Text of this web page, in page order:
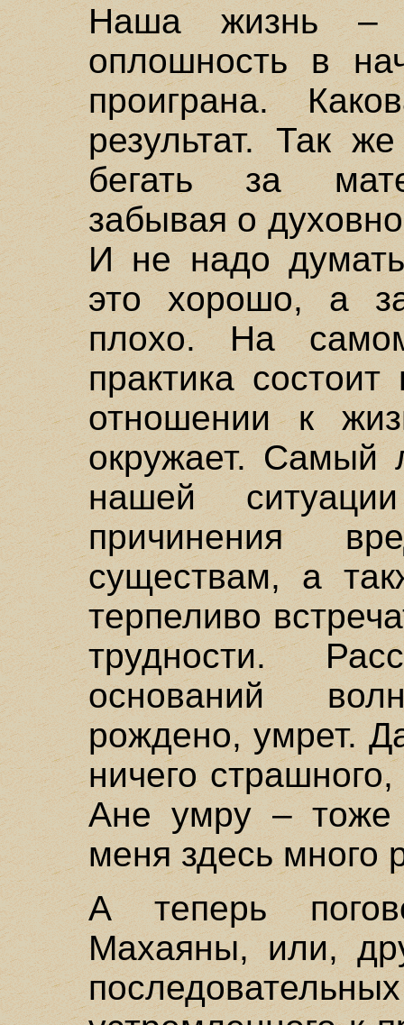
Наша жизнь –
оплошность в
проиграна.
результат. Так
бегать за
забывая о
И не надо
это хорошо, а
плохо. На
практика
отношении к
окружает. Самый
нашей
причинения
существам, а
терпеливо
трудности.
оснований
рождено, умрет.
ничего
Ане умру – тоже
меня здесь много
А теперь
Махаяны, или,